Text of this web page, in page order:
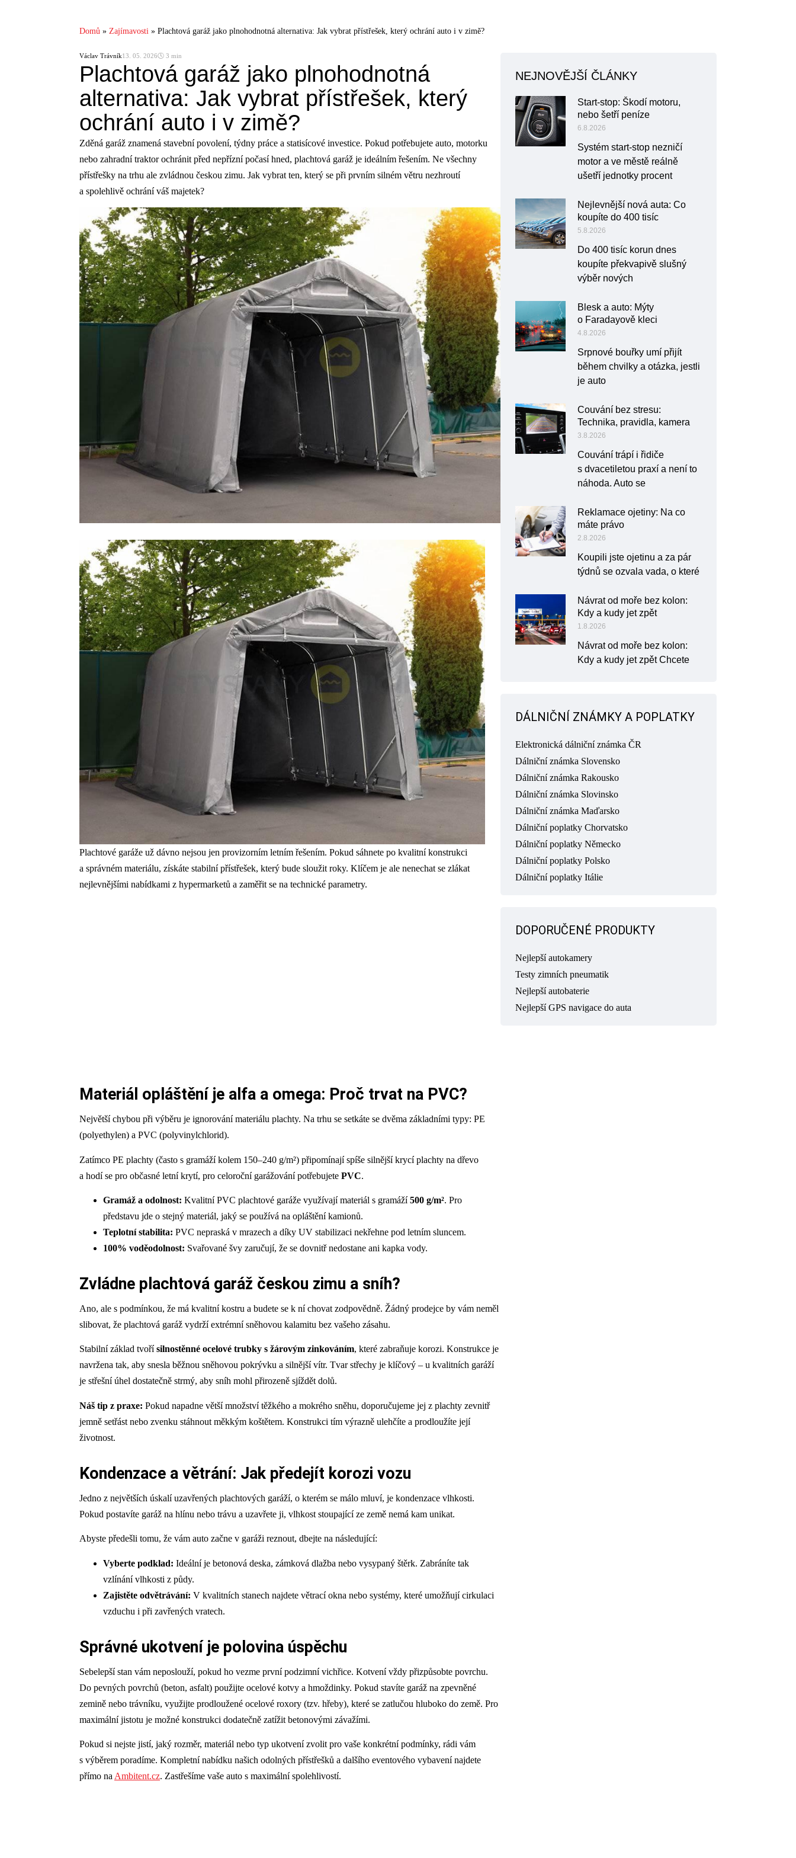
Domů » Zajímavosti » Plachtová garáž jako plnohodnotná alternativa: Jak vybrat přístřešek, který ochrání auto i v zimě?
Václav Trávník13. 05. 2026🕓 3 min
Plachtová garáž jako plnohodnotná
alternativa: Jak vybrat přístřešek, který
ochrání auto i v zimě?
Zděná garáž znamená stavební povolení, týdny práce a statisícové investice. Pokud potřebujete auto, motorku
nebo zahradní traktor ochránit před nepřízní počasí hned, plachtová garáž je ideálním řešením. Ne všechny
přístřešky na trhu ale zvládnou českou zimu. Jak vybrat ten, který se při prvním silném větru nezhroutí
a spolehlivě ochrání váš majetek?
Plachtové garáže už dávno nejsou jen provizorním letním řešením. Pokud sáhnete po kvalitní konstrukci
a správném materiálu, získáte stabilní přístřešek, který bude sloužit roky. Klíčem je ale nenechat se zlákat
nejlevnějšími nabídkami z hypermarketů a zaměřit se na technické parametry.
Materiál opláštění je alfa a omega: Proč trvat na PVC?
Největší chybou při výběru je ignorování materiálu plachty. Na trhu se setkáte se dvěma základními typy: PE
(polyethylen) a PVC (polyvinylchlorid).
Zatímco PE plachty (často s gramáží kolem 150–240 g/m²) připomínají spíše silnější krycí plachty na dřevo
a hodí se pro občasné letní krytí, pro celoroční garážování potřebujete PVC.
Gramáž a odolnost: Kvalitní PVC plachtové garáže využívají materiál s gramáží500 g/m². Pro
představu jde o stejný materiál, jaký se používá na opláštění kamionů.
Teplotní stabilita: PVC nepraská v mrazech a díky UV stabilizaci nekřehne pod letním sluncem.
100% voděodolnost: Svařované švy zaručují, že se dovnitř nedostane ani kapka vody.
Zvládne plachtová garáž českou zimu a sníh?
Ano, ale s podmínkou, že má kvalitní kostru a budete se k ní chovat zodpovědně. Žádný prodejce by vám neměl
slibovat, že plachtová garáž vydrží extrémní sněhovou kalamitu bez vašeho zásahu.
Stabilní základ tvořísilnostěnné ocelové trubky s žárovým zinkováním, které zabraňuje korozi. Konstrukce je
navržena tak, aby snesla běžnou sněhovou pokrývku a silnější vítr. Tvar střechy je klíčový – u kvalitních garáží
je střešní úhel dostatečně strmý, aby sníh mohl přirozeně sjíždět dolů.
Náš tip z praxe: Pokud napadne větší množství těžkého a mokrého sněhu, doporučujeme jej z plachty zevnitř
jemně setřást nebo zvenku stáhnout měkkým koštětem. Konstrukci tím výrazně ulehčíte a prodloužíte její
životnost.
Kondenzace a větrání: Jak předejít korozi vozu
Jedno z největších úskalí uzavřených plachtových garáží, o kterém se málo mluví, je kondenzace vlhkosti.
Pokud postavíte garáž na hlínu nebo trávu a uzavřete ji, vlhkost stoupající ze země nemá kam unikat.
Abyste předešli tomu, že vám auto začne v garáži reznout, dbejte na následující:
Vyberte podklad: Ideální je betonová deska, zámková dlažba nebo vysypaný štěrk. Zabráníte tak
vzlínání vlhkosti z půdy.
Zajistěte odvětrávání: V kvalitních stanech najdete větrací okna nebo systémy, které umožňují cirkulaci
vzduchu i při zavřených vratech.
Správné ukotvení je polovina úspěchu
Sebelepší stan vám neposlouží, pokud ho vezme první podzimní vichřice. Kotvení vždy přizpůsobte povrchu.
Do pevných povrchů (beton, asfalt) použijte ocelové kotvy a hmoždinky. Pokud stavíte garáž na zpevněné
zemině nebo trávníku, využijte prodloužené ocelové roxory (tzv. hřeby), které se zatlučou hluboko do země. Pro
maximální jistotu je možné konstrukci dodatečně zatížit betonovými závažími.
Pokud si nejste jistí, jaký rozměr, materiál nebo typ ukotvení zvolit pro vaše konkrétní podmínky, rádi vám
s výběrem poradíme. Kompletní nabídku našich odolných přístřešků a dalšího eventového vybavení najdete
přímo na Ambitent.cz. Zastřešíme vaše auto s maximální spolehlivostí.
NEJNOVĚJŠÍ ČLÁNKY
Start-stop: Škodí motoru,
nebo šetří peníze
6.8.2026
Systém start-stop nezničí
motor a ve městě reálně
ušetří jednotky procent
Nejlevnější nová auta: Co
koupíte do 400 tisíc
5.8.2026
Do 400 tisíc korun dnes
koupíte překvapivě slušný
výběr nových
Blesk a auto: Mýty
o Faradayově kleci
4.8.2026
Srpnové bouřky umí přijít
během chvilky a otázka, jestli
je auto
Couvání bez stresu:
Technika, pravidla, kamera
3.8.2026
Couvání trápí i řidiče
s dvacetiletou praxí a není to
náhoda. Auto se
Reklamace ojetiny: Na co
máte právo
2.8.2026
Koupili jste ojetinu a za pár
týdnů se ozvala vada, o které
Návrat od moře bez kolon:
Kdy a kudy jet zpět
1.8.2026
Návrat od moře bez kolon:
Kdy a kudy jet zpět Chcete
DÁLNIČNÍ ZNÁMKY A POPLATKY
Elektronická dálniční známka ČR
Dálniční známka Slovensko
Dálniční známka Rakousko
Dálniční známka Slovinsko
Dálniční známka Maďarsko
Dálniční poplatky Chorvatsko
Dálniční poplatky Německo
Dálniční poplatky Polsko
Dálniční poplatky Itálie
DOPORUČENÉ PRODUKTY
Nejlepší autokamery
Testy zimních pneumatik
Nejlepší autobaterie
Nejlepší GPS navigace do auta